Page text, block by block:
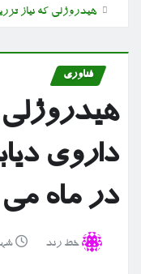
هیدروژلی که نیاز
فناوری
هیدروژلی
داروی
در ماه
خط رند